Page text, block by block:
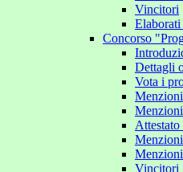
Vincitori
Concorso
Dettagli
Vota i
Vincitori